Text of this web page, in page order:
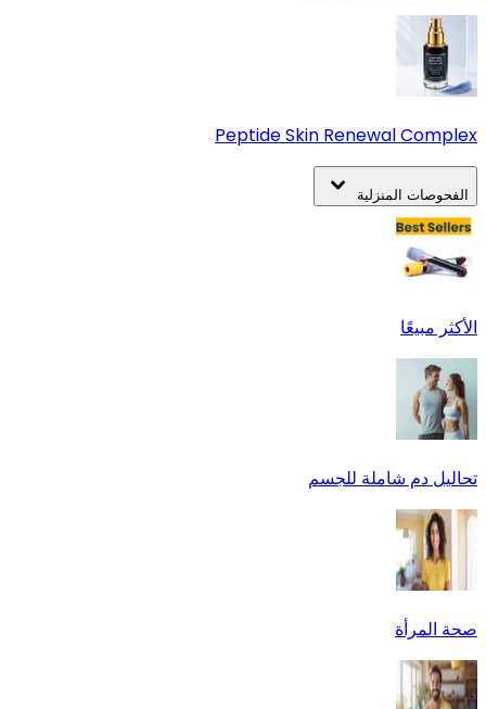
Peptide Skin Renewal Complex
الفحوصات المنزلية
الأكثر مبيعًا
تحاليل دم شاملة للجسم
صحة المرأة